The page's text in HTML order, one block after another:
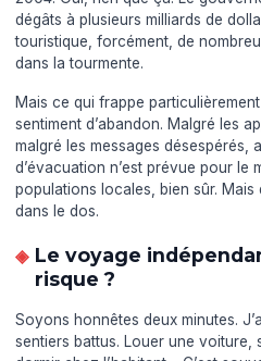
dégâts à plusieurs milliards de
touristique, forcément, de
dans la tourmente.
Mais ce qui frappe
sentiment d’abandon. Malgré les
malgré les messages désespérés,
d’évacuation n’est prévue pour le
populations locales, bien sûr.
dans le dos.
Le voyage
risque ?
Soyons honnêtes deux minutes.
sentiers battus. Louer une voiture,